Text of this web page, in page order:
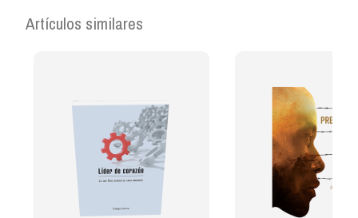
Artículos similares